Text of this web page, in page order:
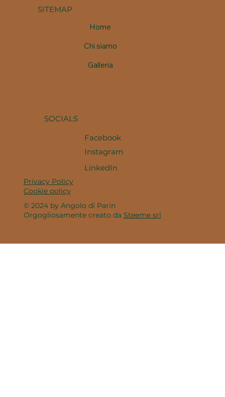
SITEMAP
Home
Chi siamo
Galleria
SOCIALS
Facebook
Instagram
LinkedIn
Privacy Policy
Cookie policy
© 2024 by Angolo di Parin
Orgogliosamente creato da Steeme srl